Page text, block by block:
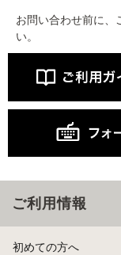
お問い合わせ前に、
い。
ご利用情報
初めての方へ